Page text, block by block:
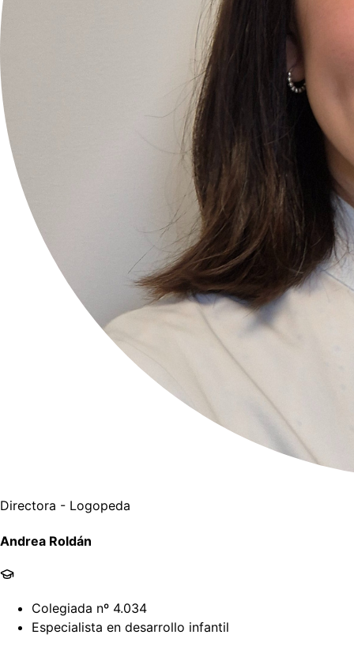
Directora - Logopeda
Andrea Roldán
Colegiada nº 4.034
Especialista en desarrollo infantil